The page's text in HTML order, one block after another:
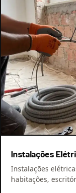
Instalações
Instalações
habitações,